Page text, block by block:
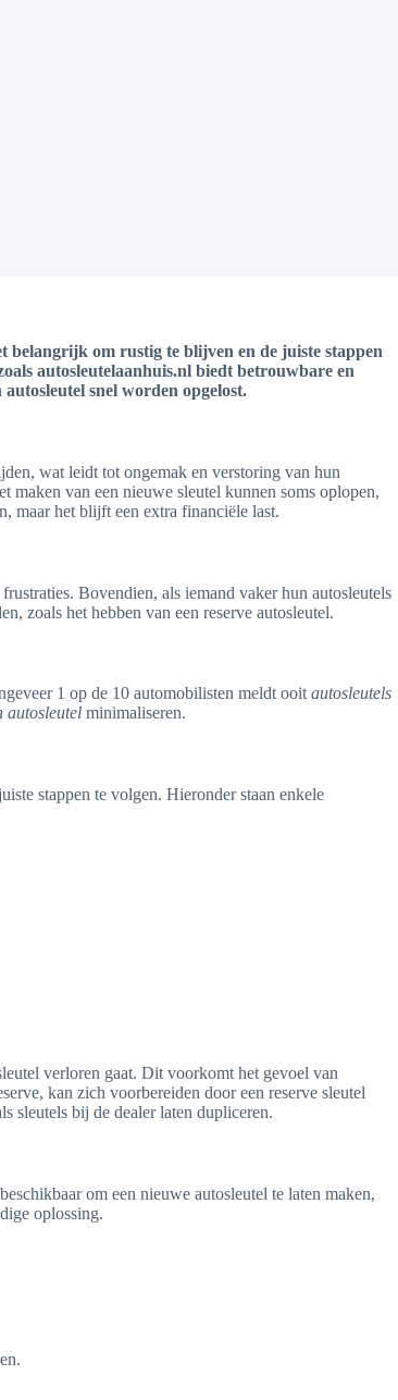
belangrijk om rustig te blijven en de juiste stappen
autosleutelaanhuis.nl biedt betrouwbare en
snel worden opgelost.
wat leidt tot ongemak en verstoring van hun
maken van een nieuwe sleutel kunnen soms oplopen,
maar het blijft een extra financiële last.
Bovendien, als iemand vaker hun autosleutels
zoals het hebben van een reserve autosleutel.
1 op de 10 automobilisten meldt ooit autosleutels
autosleutel minimaliseren.
stappen te volgen. Hieronder staan enkele
verloren gaat. Dit voorkomt het gevoel van
kan zich voorbereiden door een reserve sleutel
sleutels bij de dealer laten dupliceren.
om een nieuwe autosleutel te laten maken,
oplossing.